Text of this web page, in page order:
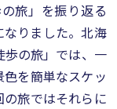
旅」を振り返る
りました。北海
歩の旅」では、一
を簡単なスケッ
旅ではそれらに